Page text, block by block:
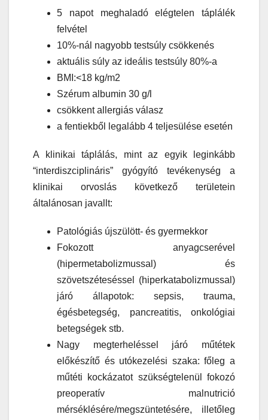
5 napot meghaladó elégtelen táplálék
felvétel
10%-nál nagyobb testsúly csökkenés
aktuális súly az ideális testsúly 80%-a
BMI:<18 kg/m2
Szérum albumin 30 g/l
csökkent allergiás válasz
a fentiekből legalább 4 teljesülése esetén
A klinikai táplálás, mint az egyik leginkább
“interdiszciplináris” gyógyító tevékenység a
klinikai orvoslás következő területein
általánosan javallt:
Patológiás újszülött- és gyermekkor
Fokozott anyagcserével
(hipermetabolizmussal) és
szövetszéteséssel (hiperkatabolizmussal)
járó állapotok: sepsis, trauma,
égésbetegség, pancreatitis, onkológiai
betegségek stb.
Nagy megterheléssel járó műtétek
előkészítő és utókezelési szaka: főleg a
műtéti kockázatot szükségtelenül fokozó
preoperatív malnutrició
mérséklésére/megszüntetésére, illetőleg